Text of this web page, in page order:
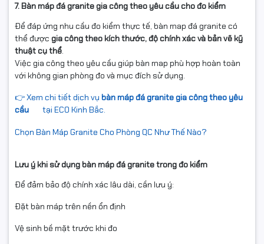
7. Bàn máp đá granite gia công theo yêu cầu cho đo kiểm
Để đáp ứng nhu cầu đo kiểm thực tế, bàn map đá granite có
thể được gia công theo kích thước, độ chính xác và bản vẽ kỹ
thuật cụ thể.
Việc gia công theo yêu cầu giúp bàn map phù hợp hoàn toàn
với không gian phòng đo và mục đích sử dụng.
👉 Xem chi tiết dịch vụ bàn máp đá granite gia công theo yêu
cầu
tại ECO Kinh Bắc.
Chọn Bàn Máp Granite Cho Phòng QC Như Thế Nào?
Lưu ý khi sử dụng bàn máp đá granite trong đo kiểm
Để đảm bảo độ chính xác lâu dài, cần lưu ý:
Đặt bàn máp trên nền ổn định
Vệ sinh bề mặt trước khi đo